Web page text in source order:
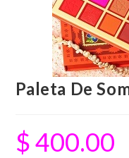
Paleta De
$400.00